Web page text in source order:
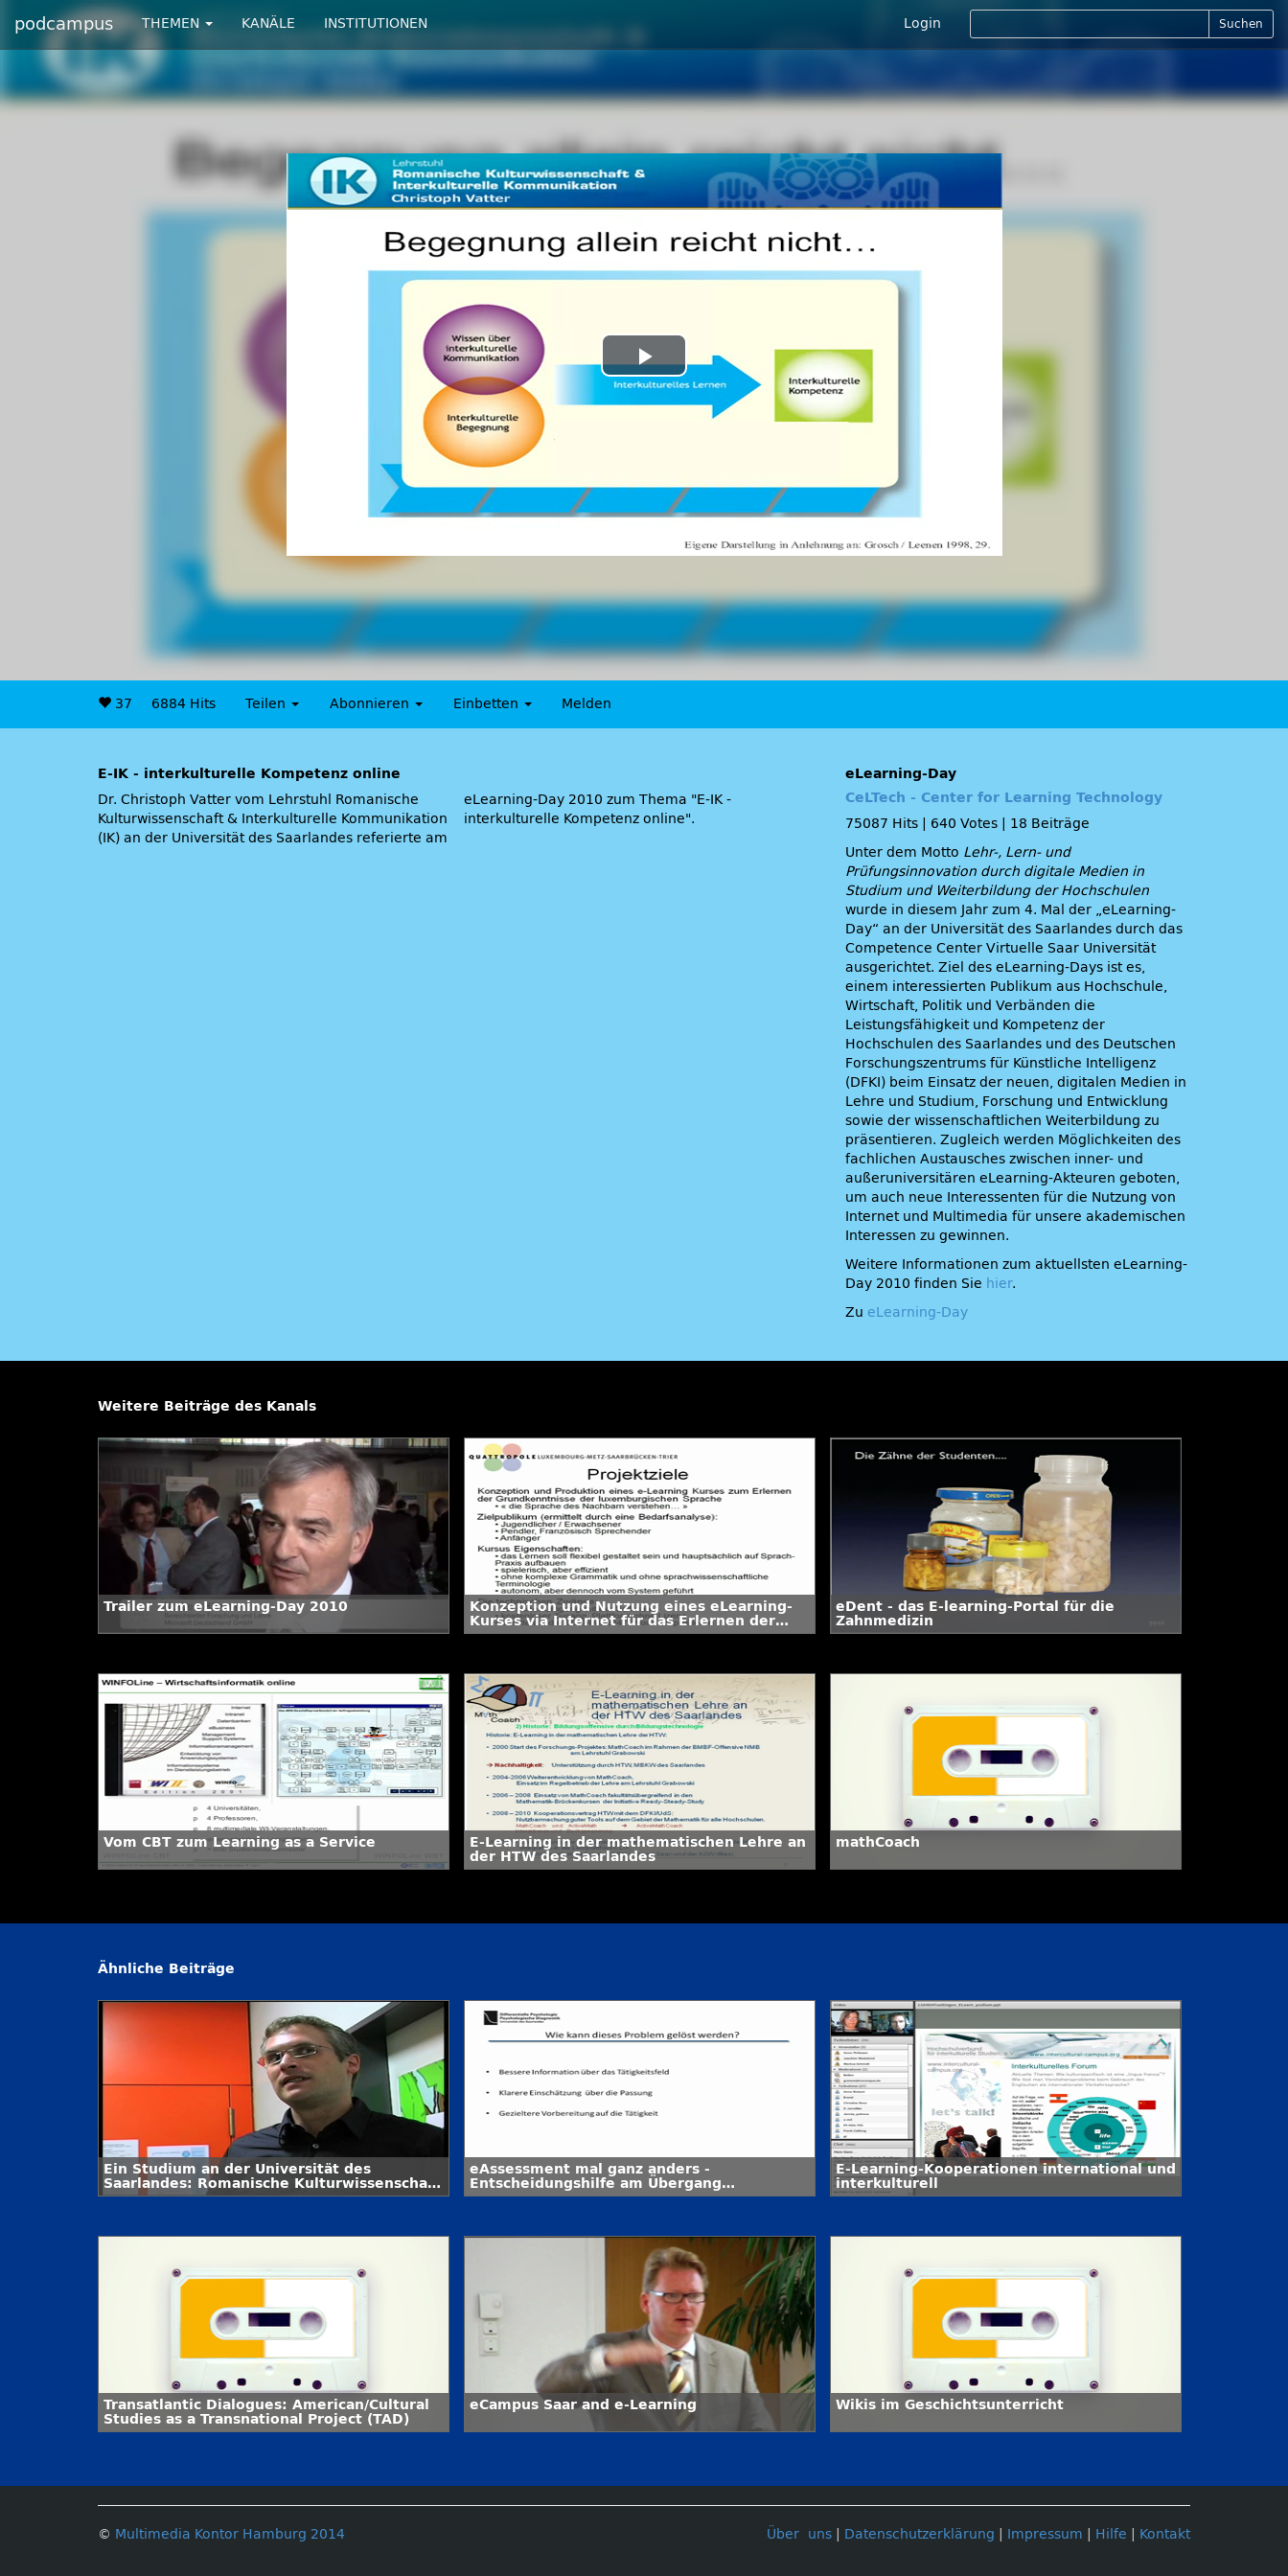
podcampus THEMEN KANÄLE INSTITUTIONEN Login Suchen
Play
37 6884 Hits Teilen Abonnieren Einbetten Melden
E-IK - interkulturelle Kompetenz online
Dr. Christoph Vatter vom Lehrstuhl Romanische
Kulturwissenschaft & Interkulturelle Kommunikation
(IK) an der Universität des Saarlandes referierte am
eLearning-Day 2010 zum Thema
E-IK -
interkulturelle Kompetenz online .
eLearning-Day
CeLTech - Center for Learning Technology
75087 Hits
640 Votes
18 Beiträge
Unter dem Motto Lehr-, Lern- und
Prüfungsinnovation durch digitale Medien in
Studium und Weiterbildung der Hochschulen
wurde in diesem Jahr zum 4. Mal der „eLearning-
Day“ an der Universität des Saarlandes durch das
Competence Center Virtuelle Saar Universität
ausgerichtet. Ziel des eLearning-Days ist es,
einem interessierten Publikum aus Hochschule,
Wirtschaft, Politik und Verbänden die
Leistungsfähigkeit und Kompetenz der
Hochschulen des Saarlandes und des Deutschen
Forschungszentrums für Künstliche Intelligenz
(DFKI) beim Einsatz der neuen, digitalen Medien in
Lehre und Studium, Forschung und Entwicklung
sowie der wissenschaftlichen Weiterbildung zu
präsentieren. Zugleich werden Möglichkeiten des
fachlichen Austausches zwischen inner- und
außeruniversitären eLearning-Akteuren geboten,
um auch neue Interessenten für die Nutzung von
Internet und Multimedia für unsere akademischen
Interessen zu gewinnen.
Weitere Informationen zum aktuellsten eLearning-
Day 2010 finden Sie hier.
Zu eLearning-Day
Weitere Beiträge des Kanals
Trailer zum eLearning-Day 2010
Konzeption und Nutzung eines eLearning-
Kurses via Internet für das Erlernen der
luxemburgischen Sprache
eDent - das E-learning-Portal für die
Zahnmedizin
Vom CBT zum Learning as a Service
E-Learning in der mathematischen Lehre an
der HTW des Saarlandes
mathCoach
Ähnliche Beiträge
Ein Studium an der Universität des
Saarlandes: Romanische Kulturwissenschaft
und interkulturelle Kommunikation
eAssessment mal ganz anders -
Entscheidungshilfe am Übergang
Hochschule – Berufswelt
E-Learning-Kooperationen international und
interkulturell
Transatlantic Dialogues: American/Cultural
Studies as a Transnational Project (TAD)
eCampus Saar and e-Learning Wikis im Geschichtsunterricht
Über uns Datenschutzerklärung Impressum Hilfe Kontakt
© Multimedia Kontor Hamburg 2014